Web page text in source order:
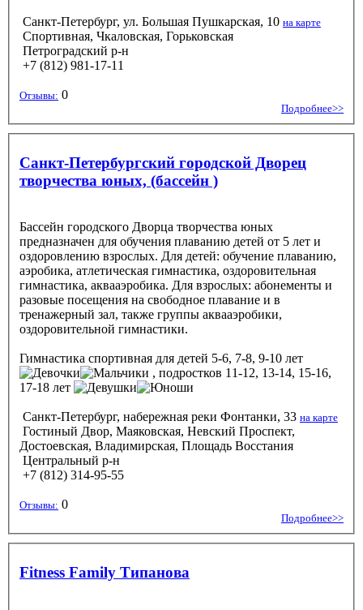
Санкт-Петербург, ул. Большая Пушкарская, 10 на карте
Спортивная, Чкаловская, Горьковская
Петроградский р-н
+7 (812) 981-17-11
Отзывы: 0
Подробнее>>
Санкт-Петербургский городской Дворец
творчества юных, (бассейн )
Бассейн городского Дворца творчества юных
предназначен для обучения плаванию детей от 5 лет и
оздоровлению взрослых. Для детей: обучение плаванию,
аэробика, атлетическая гимнастика, оздоровительная
гимнастика, аквааэробика. Для взрослых: абонементы и
разовые посещения на свободное плавание и в
тренажерный зал, также группы аквааэробики,
оздоровительной гимнастики.
Гимнастика спортивная для детей 5-6, 7-8, 9-10 лет
, подростков 11-12, 13-14, 15-16,
17-18 лет
Санкт-Петербург, набережная реки Фонтанки, 33 на карте
Гостиный Двор, Маяковская, Невский Проспект,
Достоевская, Владимирская, Площадь Восстания
Центральный р-н
+7 (812) 314-95-55
Отзывы: 0
Подробнее>>
Fitness Family Типанова